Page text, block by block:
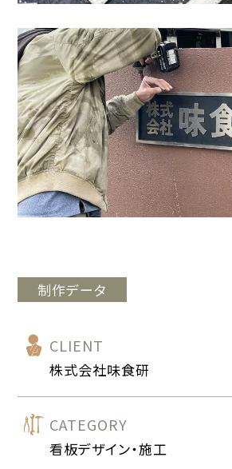
制作データ
CLIENT
株式会社味食研
CATEGORY
看板デザイン・施工